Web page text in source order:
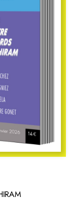
fort